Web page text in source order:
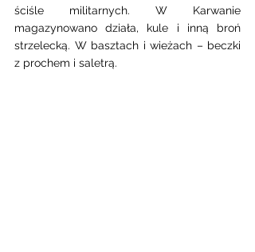
ściśle militarnych. W Karwanie
magazynowano działa, kule i inną broń
strzelecką. W basztach i wieżach – beczki
z prochem i saletrą.